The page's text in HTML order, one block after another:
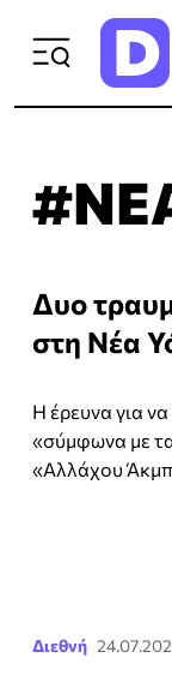
Δυο
στη Νέα
Η έρευνα για
«σύμφωνα με
«Αλλάχου
Διεθνή